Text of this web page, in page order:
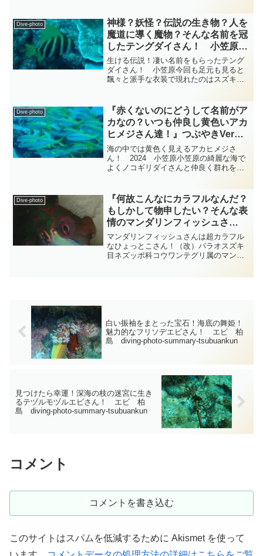
り10属99種が認められていてベラ科など
と並びサンゴ礁魚類の...
Dive-photo
神様？妖怪？伝説の生き物？人を
魔道に導く魔物？そんな名前を冠
したテングダイさん！ 小笠原
カワビシャ科 diving-photo‐
tsubuankun
生ける伝説！凄い名前をもらったテング
ダイさん！ 小笠原今回も足元も見ると
飄々と派手な衣装で現れたのはスズキ目
て突き出た吻と黒い縞模様と黄色い鰭が
特徴です・・・テングダイ...
Dive-photo
『赤くないのにどうして名前がア
カなの？いつも仲良し黄色いアカ
ヒメジさん達！』つぶやきVer
小笠原 ダイビングｰフォト‐
tsubuankun
海の中では黄色く見えるアカヒメジさ
ん！ 2024 小笠原小笠原の綺麗な海で
よくノコギリダイさんと仲良く群れを成
す・・・アカヒメジさんは最大で体長
40cm近くまで成長しますが背...
Dive-photo
『何故こんなにカラフルなんだ？
もしかして物申したい？そんな表
情のマンダリンフィッシュさ
ん！』つぶやきVer パラオ
diving-photo‐tsubuankun
マンダリンフィッシュさんは超カラフル
なひょっとこさん！（改）パラオスズキ
目ネズッポ科コウワンテグリ属のマンダ
白い振袖をまとった宝石！海底の舞姫！
魅力的なフリソデエビさん！ エビ 柏
島 diving-photo-summary-tsubuankun
見つけたら幸運！深海の枝の迷宮に生き
るテヅルモヅルエビさん！ エビ 柏
島 diving-photo-summary-tsubuankun
コメント
コメントを書き込む
このサイトはスパムを低減するために Akismet を使って